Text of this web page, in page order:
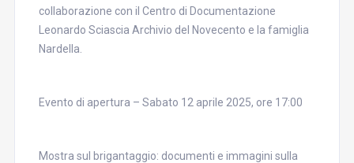
collaborazione con il Centro di Documentazione
Leonardo Sciascia Archivio del Novecento e la famiglia
Nardella.
Evento di apertura – Sabato 12 aprile 2025, ore 17:00
Mostra sul brigantaggio: documenti e immagini sulla